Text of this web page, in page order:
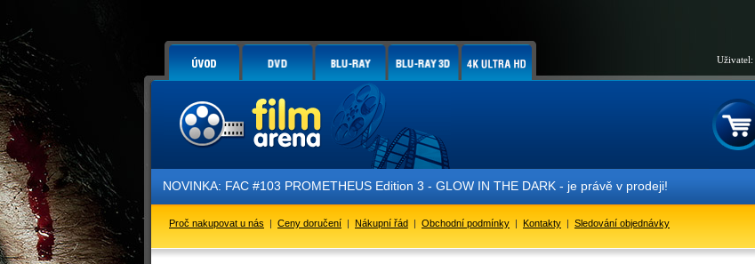
Uživatel:
NOVINKA: FAC #103 PROMETHEUS Edition 3 - GLOW IN THE DARK - je právě v prodeji!
Proč nakupovat u nás | Ceny doručení | Nákupní řád | Obchodní podmínky | Kontakty | Sledování objednávky